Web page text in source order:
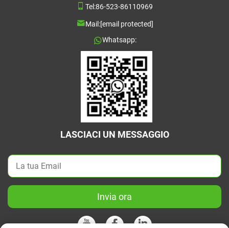
Tel:86-523-86110969
Mail:[email protected]
Whatsapp:
LASCIACI UN MESSAGGIO
Invia ora